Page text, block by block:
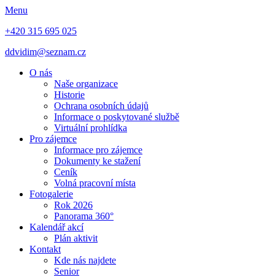
Menu
+420 315 695 025
ddvidim@seznam.cz
O nás
Naše organizace
Historie
Ochrana osobních údajů
Informace o poskytované službě
Virtuální prohlídka
Pro zájemce
Informace pro zájemce
Dokumenty ke stažení
Ceník
Volná pracovní místa
Fotogalerie
Rok 2026
Panorama 360°
Kalendář akcí
Plán aktivit
Kontakt
Kde nás najdete
Senior